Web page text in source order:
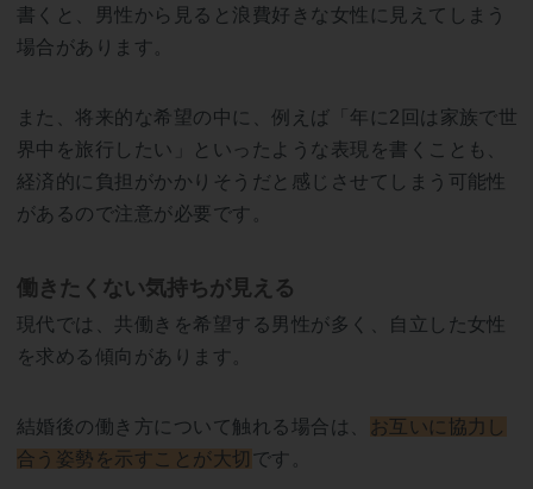
書くと、男性から見ると浪費好きな女性に見えてしまう
場合があります。
また、将来的な希望の中に、例えば「年に2回は家族で世
界中を旅行したい」といったような表現を書くことも、
経済的に負担がかかりそうだと感じさせてしまう可能性
があるので注意が必要です。
働きたくない気持ちが見える
現代では、共働きを希望する男性が多く、自立した女性
を求める傾向があります。
結婚後の働き方について触れる場合は、
お互いに協力し
合う姿勢を示すことが大切 です。